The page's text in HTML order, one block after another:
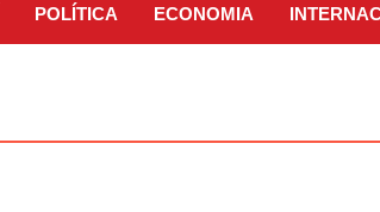
POLÍTICA ECONOMIA